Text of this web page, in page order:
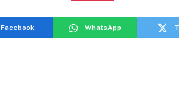
Facebook WhatsApp